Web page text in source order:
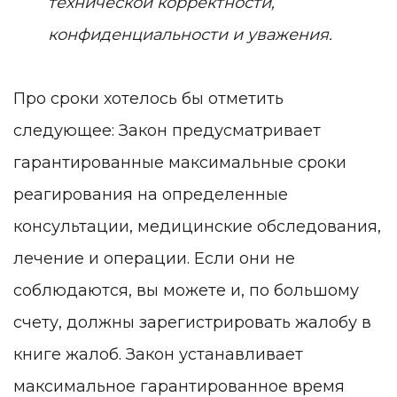
конфиденциальности и уважения.
Про сроки хотелось бы отметить
следующее: Закон предусматривает
гарантированные максимальные сроки
реагирования на определенные
консультации, медицинские обследования,
лечение и операции. Если они не
соблюдаются, вы можете и, по большому
счету, должны зарегистрировать жалобу в
книге жалоб. Закон устанавливает
максимальное гарантированное время